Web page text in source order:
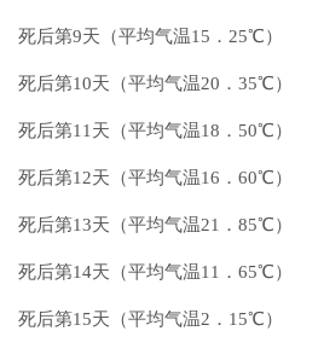
死后第9天（平均气温15．25℃）
死后第10天（平均气温20．35℃）
死后第11天（平均气温18．50℃）
死后第12天（平均气温16．60℃）
死后第13天（平均气温21．85℃）
死后第14天（平均气温11．65℃）
死后第15天（平均气温2．15℃）